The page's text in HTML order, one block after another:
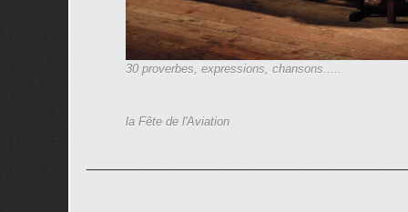
30 proverbes, expressions, chansons.....
la Fête de l'Aviation